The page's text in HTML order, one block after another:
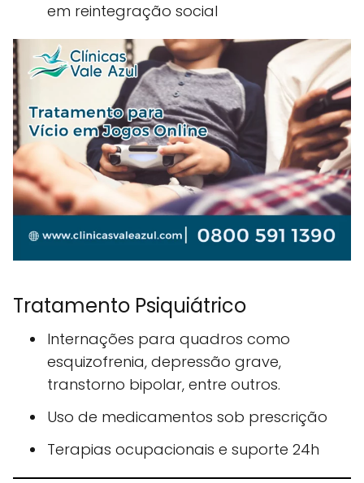
em reintegração social
Tratamento Psiquiátrico
Internações para quadros como
esquizofrenia, depressão grave,
transtorno bipolar, entre outros.
Uso de medicamentos sob prescrição
Terapias ocupacionais e suporte 24h